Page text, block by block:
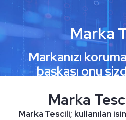
Girişi
Alan Adı
Hosting
Sunucu
Marka
Markanızı
başkası onu
Marka
Marka Tescili; kullanılan